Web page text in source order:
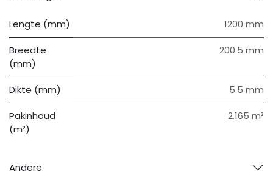
Lengte (mm) 1200 mm
Breedte
(mm)
200.5 mm
Dikte (mm) 5.5 mm
Pakinhoud
(m²)
2.165 m²
Andere